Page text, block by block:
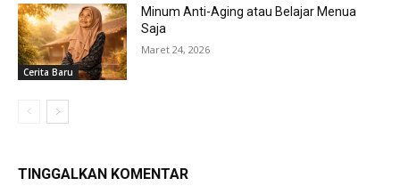
Cerita Baru
Minum Anti-Aging atau Belajar Menua
Saja
Maret 24, 2026
TINGGALKAN KOMENTAR